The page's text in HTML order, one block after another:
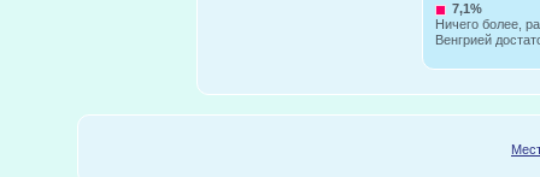
7,1%
Ничего более,
Венгрией